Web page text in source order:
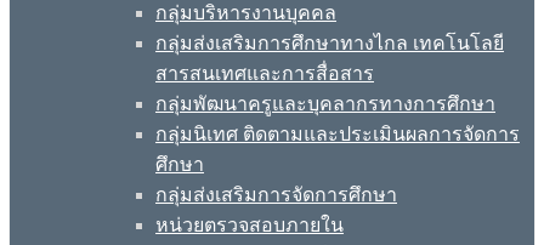
กลุ่มบริหารงานบุคคล
กลุ่มส่งเสริมการศึกษาทางไกล เทคโนโลยี
สารสนเทศและการสื่อสาร
กลุ่มพัฒนาครูและบุคลากรทางการศึกษา
กลุ่มนิเทศ ติดตามและประเมินผลการจัดการ
ศึกษา
กลุ่มส่งเสริมการจัดการศึกษา
หน่วยตรวจสอบภายใน